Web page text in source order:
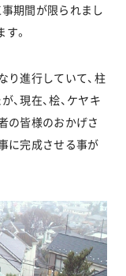
期間が限られまし
。
り進行していて、柱
現在、桧、ケヤキ
の皆様のおかげさ
に完成させる事が
募